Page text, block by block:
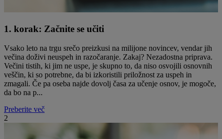
1. korak: Začnite se učiti
Vsako leto na trgu srečo preizkusi na milijone novincev, vendar jih
večina doživi neuspeh in razočaranje. Zakaj? Nezadostna priprava.
Večini tistih, ki jim ne uspe, je skupno to, da niso osvojili osnovnih
veščin, ki so potrebne, da bi izkoristili priložnost za uspeh in
zmagali. Če pa oseba najde dovolj časa za učenje osnov, je mogoče,
da bo na p...
Preberite več
2